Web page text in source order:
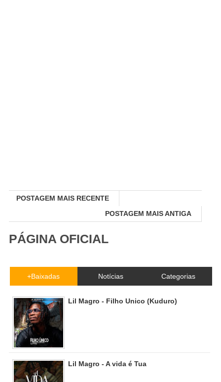
POSTAGEM MAIS RECENTE
POSTAGEM MAIS ANTIGA
PÁGINA OFICIAL
+Baixadas Notícias Categorias
Lil Magro - Filho Unico (Kuduro)
Lil Magro - A vida é Tua